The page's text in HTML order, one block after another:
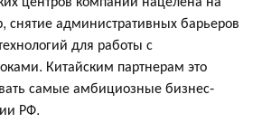
снятие административных барьеров
для работы с
Китайским партнерам это
самые амбициозные бизнес-
РФ.